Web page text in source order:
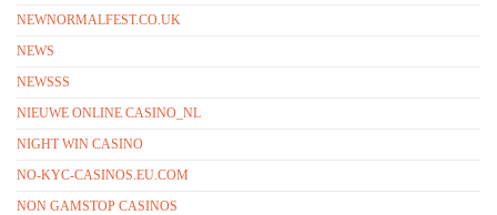
NEWNORMALFEST.CO.UK
NEWS
NEWSSS
NIEUWE ONLINE CASINO_NL
NIGHT WIN CASINO
NO-KYC-CASINOS.EU.COM
NON GAMSTOP CASINOS